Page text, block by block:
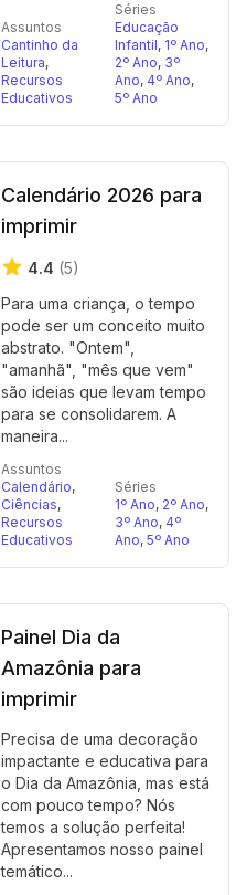
Assuntos
Cantinho da
Leitura,
Recursos
Educativos
Séries
Educação
Infantil, 1º Ano,
2º Ano, 3º
Ano, 4º Ano,
5º Ano
Calendário 2026 para
imprimir
4.4 (5)
Para uma criança, o tempo
pode ser um conceito muito
abstrato. "Ontem",
"amanhã", "mês que vem"
são ideias que levam tempo
para se consolidarem. A
maneira...
Assuntos
Calendário,
Ciências,
Recursos
Educativos
Séries
1º Ano, 2º Ano,
3º Ano, 4º
Ano, 5º Ano
Painel Dia da
Amazônia para
imprimir
Precisa de uma decoração
impactante e educativa para
o Dia da Amazônia, mas está
com pouco tempo? Nós
temos a solução perfeita!
Apresentamos nosso painel
temático...